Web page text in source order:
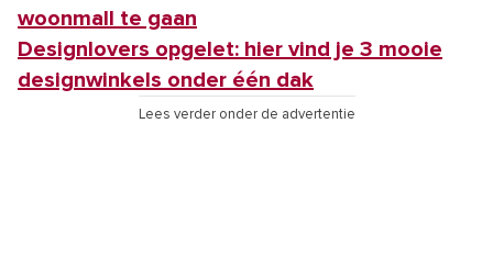
woonmall te gaan
Designlovers opgelet: hier vind je 3 mooie
designwinkels onder één dak
Lees verder onder de advertentie